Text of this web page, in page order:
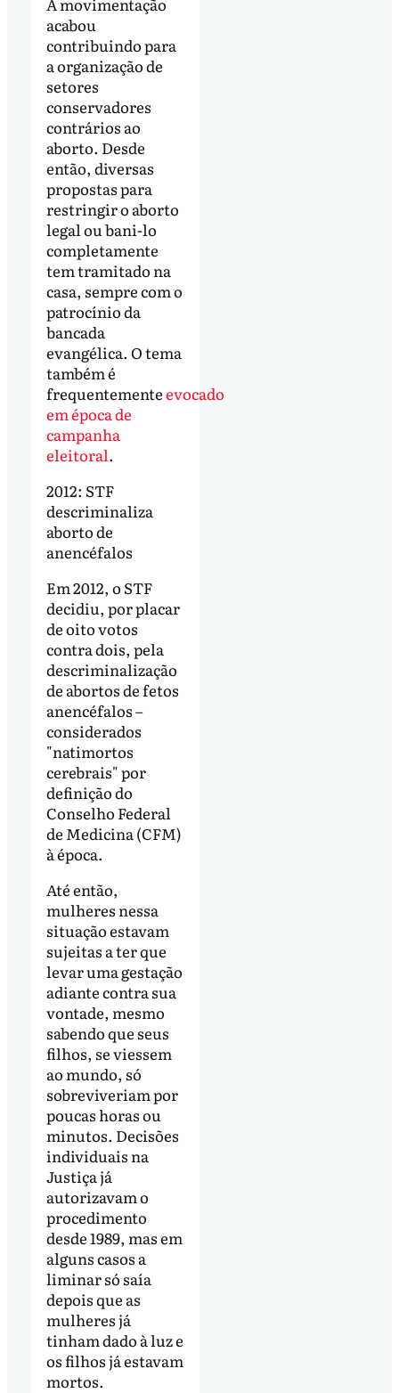
acabou
contribuindo para
a organização de
setores
conservadores
contrários ao
aborto. Desde
então, diversas
propostas para
restringir o aborto
legal ou bani-lo
completamente
tem tramitado na
casa, sempre com o
patrocínio da
bancada
evangélica. O tema
também é
frequentementeevocado
em época de
campanha
eleitoral.
2012: STF
descriminaliza
aborto de
anencéfalos
Em 2012, o STF
decidiu, por placar
de oito votos
contra dois, pela
descriminalização
de abortos de fetos
anencéfalos –
considerados
"natimortos
cerebrais" por
definição do
Conselho Federal
de Medicina (CFM)
à época.
Até então,
mulheres nessa
situação estavam
sujeitas a ter que
levar uma gestação
adiante contra sua
vontade, mesmo
sabendo que seus
filhos, se viessem
ao mundo, só
sobreviveriam por
poucas horas ou
minutos. Decisões
individuais na
Justiça já
autorizavam o
procedimento
desde 1989, mas em
alguns casos a
liminar só saía
depois que as
mulheres já
tinham dado à luz e
os filhos já estavam
mortos.